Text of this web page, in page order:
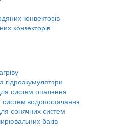
конвекторів
конвекторів
гідроакумулятори
систем опалення
систем водопостачання
сонячних систем
баків